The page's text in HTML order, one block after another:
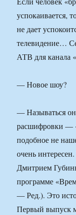
успокаивается,
не дает
телевидение…
АТВ для канала
— Новое шоу?
— Называться
расшифровки —
подобное не
очень
Дмитрием
программе
— Ред.). Это
Первый выпуск